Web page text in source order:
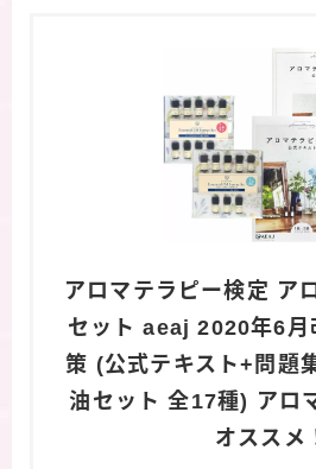
アロマテラピー検定 ア
セット aeaj 2020年6月
策 (公式テキスト+問題
油セット 全17種) アロ
オススメ